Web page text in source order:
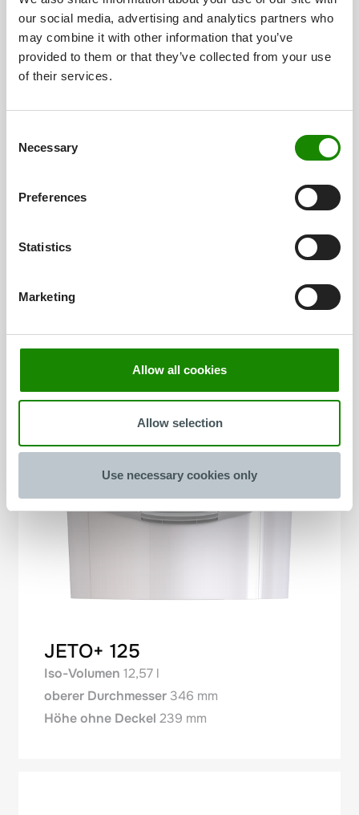
our social media, advertising and analytics partners who
may combine it with other information that you’ve
provided to them or that they’ve collected from your use
of their services.
Selection
Necessary
Preferences
Statistics
Marketing
Allow all cookies
Allow selection
Use necessary cookies only
oberer Durchmesser
Höhe ohne Deckel217,2 mm
JETO+ 125
Iso-Volumen 12,57 l
oberer Durchmesser 346 mm
Höhe ohne Deckel 239 mm